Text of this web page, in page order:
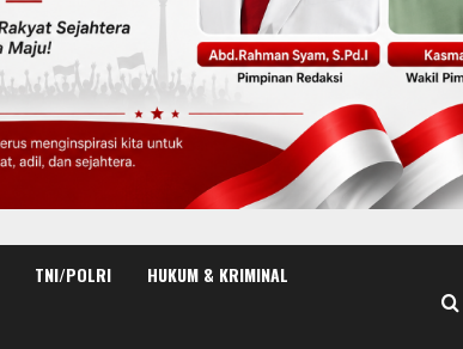
TNI/POLRI HUKUM & KRIMINAL